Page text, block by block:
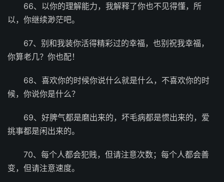
66、以你的理解能力，我解释了你也不见得懂，所
以，你继续渺茫吧。
67、别和我装你活得精彩过的幸福，也别祝我幸福，
你算老几？你也配！
68、喜欢你的时候你说什么就是什么，不喜欢你的时
候，你说你是什么？
69、好脾气都是磨出来的，坏毛病都是惯出来的，爱
挑事都是闲出来的。
70、每个人都会犯贱，但请注意次数；每个人都会善
变，但请注意速度。